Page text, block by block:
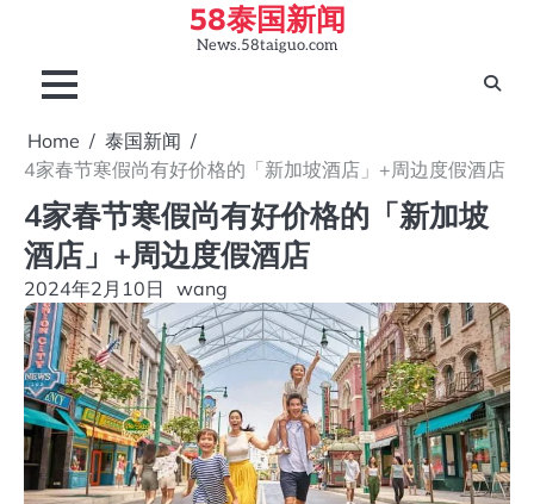
content
58泰国新闻
News.58taiguo.com
Home
泰国新闻
4家春节寒假尚有好价格的「新加坡酒店」+周边度假酒店
4家春节寒假尚有好价格的「新加坡
酒店」+周边度假酒店
2024年2月10日 wang